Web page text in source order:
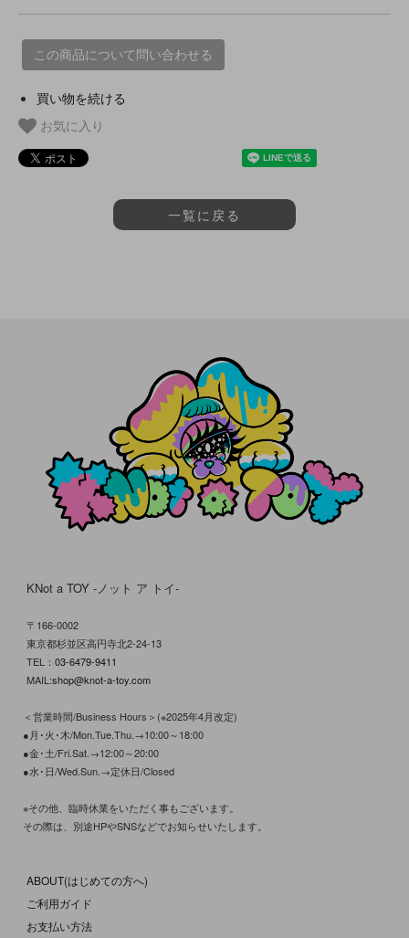
この商品について問い合わせる
買い物を続ける
お気に入り
一覧に戻る
KNot a TOY -ノット ア トイ-
〒166-0002
東京都杉並区高円寺北2-24-13
TEL： 03-6479-9411
MAIL:shop@knot-a-toy.com
＜営業時間/Business Hours＞(※2025年4月改定)
●月･火･木/Mon.Tue.Thu.→10:00～18:00
●金･土/Fri.Sat.→12:00～20:00
●水･日/Wed.Sun.→定休日/Closed
※その他、臨時休業をいただく事もございます。
その際は、別途HPやSNSなどでお知らせいたします。
ABOUT(はじめての方へ)
ご利用ガイド
お支払い方法